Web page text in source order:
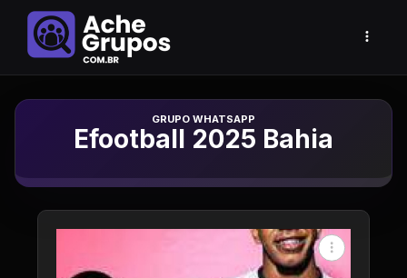
Grupo de Whatsapp
Efootball 2025 Bahia